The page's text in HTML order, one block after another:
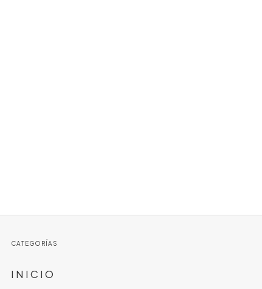
CATEGORÍAS
I N I C I O